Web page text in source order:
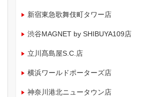
新宿東急歌舞伎町タワー店
渋谷MAGNET by SHIBUYA109店
立川髙島屋S.C.店
横浜ワールドポーターズ店
神奈川港北ニュータウン店